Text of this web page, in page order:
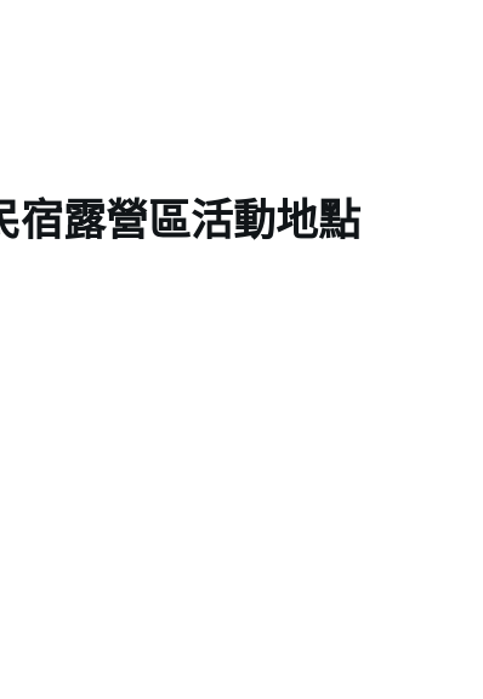
宿露營區活動地點